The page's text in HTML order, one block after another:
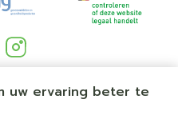
uw ervaring beter te